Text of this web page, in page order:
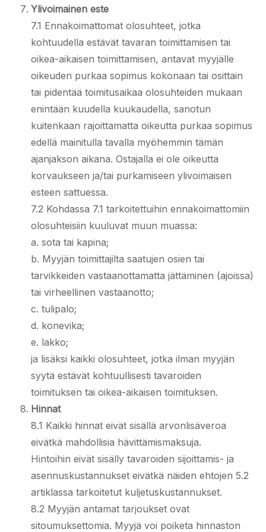
Ylivoimainen este
7.1 Ennakoimattomat olosuhteet, jotka
kohtuudella estävät tavaran toimittamisen tai
oikea-aikaisen toimittamisen, antavat myyjälle
oikeuden purkaa sopimus kokonaan tai osittain
tai pidentää toimitusaikaa olosuhteiden mukaan
enintään kuudella kuukaudella, sanotun
kuitenkaan rajoittamatta oikeutta purkaa sopimus
edellä mainitulla tavalla myöhemmin tämän
ajanjakson aikana. Ostajalla ei ole oikeutta
korvaukseen ja/tai purkamiseen ylivoimaisen
esteen sattuessa.
7.2 Kohdassa 7.1 tarkoitettuihin ennakoimattomiin
olosuhteisiin kuuluvat muun muassa:
a. sota tai kapina;
b. Myyjän toimittajilta saatujen osien tai
tarvikkeiden vastaanottamatta jättäminen (ajoissa)
tai virheellinen vastaanotto;
c. tulipalo;
d. konevika;
e. lakko;
ja lisäksi kaikki olosuhteet, jotka ilman myyjän
syytä estävät kohtuullisesti tavaroiden
toimituksen tai oikea-aikaisen toimituksen.
Hinnat
8.1 Kaikki hinnat eivät sisällä arvonlisäveroa
eivätkä mahdollisia hävittämismaksuja.
Hintoihin eivät sisälly tavaroiden sijoittamis- ja
asennuskustannukset eivätkä näiden ehtojen 5.2
artiklassa tarkoitetut kuljetuskustannukset.
8.2 Myyjän antamat tarjoukset ovat
sitoumuksettomia. Myyjä voi poiketa hinnaston